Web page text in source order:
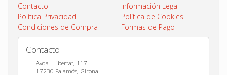
Contacto
Información Legal
Política Privacidad
Política de Cookies
Condiciones de Compra
Formas de Pago
Contacto
Avda LLibertat, 117
17230 Palamós, Girona